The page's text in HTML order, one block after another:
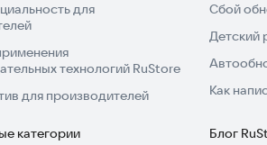
для
технологий RuStore
для производителей
Сбой
Детский
Как
категории Блог